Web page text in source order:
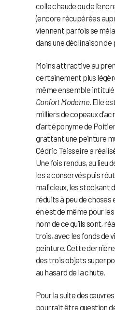
colle chaude ou de
(encore récupérées
viennent parfois se
dans une déclinaison de
Moins attractive au
certainement plus
même ensemble intitulé
Confort Moderne . Elle
milliers de copeaux
d’art éponyme de
grattant une peinture
Cédric Teisseire a
Une fois rendus, au lieu
les a conservés puis
malicieux, les stockant
réduits à peu de choses
en est de même pour les
nom de ce qu’ils sont,
trois, avec les fonds de
peinture. Cette
des trois objets
au hasard de la chute.
Pour la suite des
pourrait être question